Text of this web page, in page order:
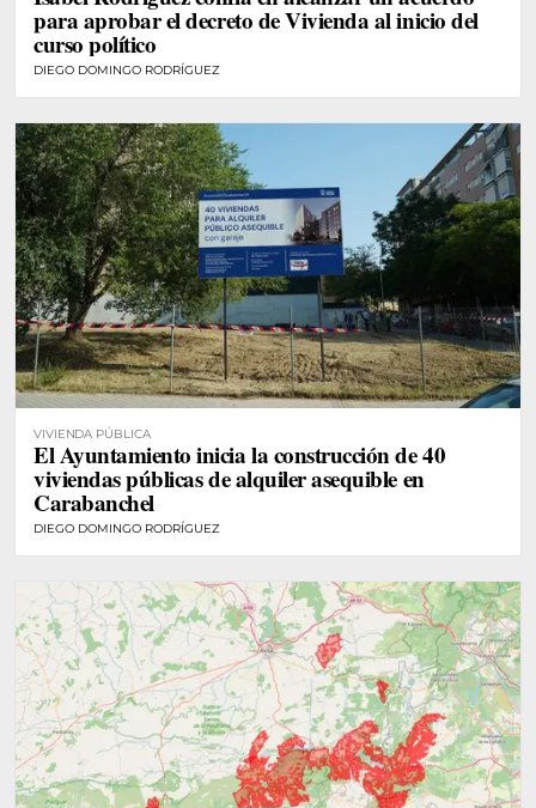
para aprobar el decreto de Vivienda al inicio del
curso político
DIEGO DOMINGO RODRÍGUEZ
VIVIENDA PÚBLICA
El Ayuntamiento inicia la construcción de 40
viviendas públicas de alquiler asequible en
Carabanchel
DIEGO DOMINGO RODRÍGUEZ